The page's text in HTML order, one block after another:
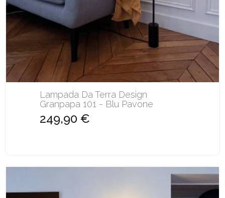
Lampada Da Terra Design
Granpapa 101 - Blu Pavone
249,90 €